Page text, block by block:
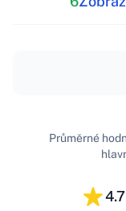
4.7
Průměrné